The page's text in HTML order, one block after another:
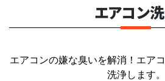
エアコン
エアコンの嫌な臭いを解消！エア
洗浄します。